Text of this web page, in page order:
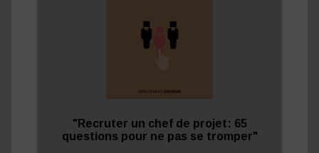
"Recruter un chef de projet: 65
questions pour ne pas se tromper"